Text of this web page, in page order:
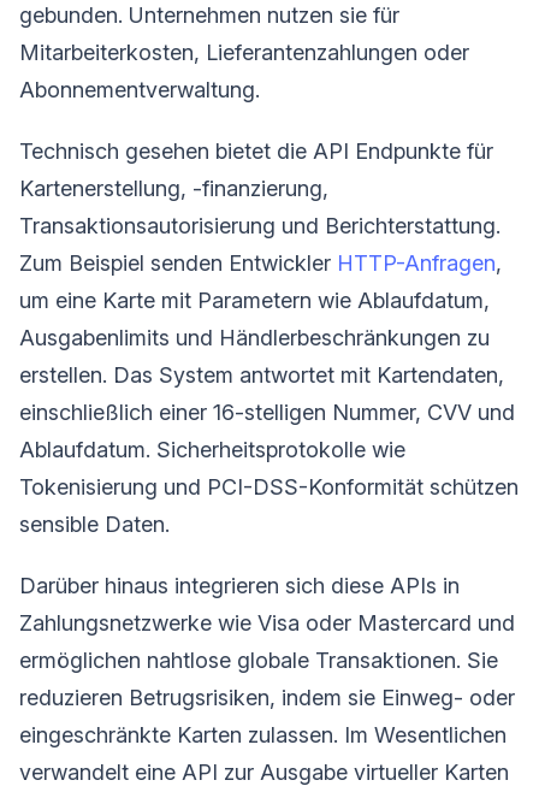
gebunden. Unternehmen nutzen sie für
Mitarbeiterkosten, Lieferantenzahlungen oder
Abonnementverwaltung.
Technisch gesehen bietet die API Endpunkte für
Kartenerstellung, -finanzierung,
Transaktionsautorisierung und Berichterstattung.
Zum Beispiel senden Entwickler HTTP-Anfragen,
um eine Karte mit Parametern wie Ablaufdatum,
Ausgabenlimits und Händlerbeschränkungen zu
erstellen. Das System antwortet mit Kartendaten,
einschließlich einer 16-stelligen Nummer, CVV und
Ablaufdatum. Sicherheitsprotokolle wie
Tokenisierung und PCI-DSS-Konformität schützen
sensible Daten.
Darüber hinaus integrieren sich diese APIs in
Zahlungsnetzwerke wie Visa oder Mastercard und
ermöglichen nahtlose globale Transaktionen. Sie
reduzieren Betrugsrisiken, indem sie Einweg- oder
eingeschränkte Karten zulassen. Im Wesentlichen
verwandelt eine API zur Ausgabe virtueller Karten